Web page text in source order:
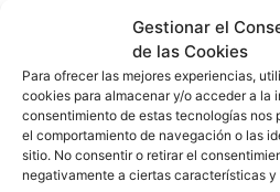
Gestionar el
de las Cookies
Para ofrecer las mejores experiencias,
cookies para almacenar y/o acceder a la
consentimiento de estas tecnologías nos
el comportamiento de navegación o las
sitio. No consentir o retirar el
negativamente a ciertas características
Web